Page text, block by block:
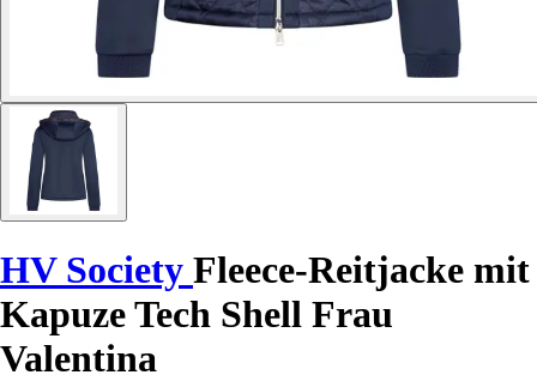
HV Society Fleece-Reitjacke mit
Kapuze Tech Shell Frau
Valentina